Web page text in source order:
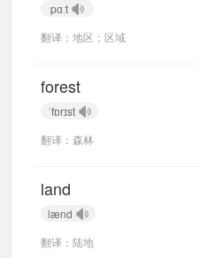
pɑːt
翻译：地区；区域
forest
ˈfɒrɪst
翻译：森林
land
lænd
翻译：陆地